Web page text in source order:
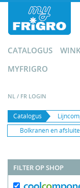
CATALOGUS
MYFRIGRO
NL / FR LOGIN
Catalogus
Bolkranen en
FILTER OP SHOP